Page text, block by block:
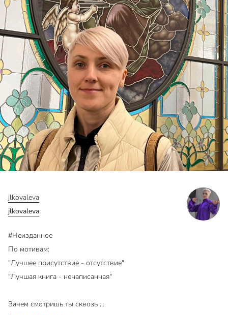
jlkovaleva
jlkovaleva
#Неизданное
По мотивам:
"Лучшее присутствие - отсутствие"
"Лучшая книга - ненаписанная"
Зачем смотришь ты сквозь …